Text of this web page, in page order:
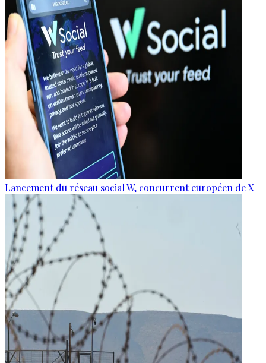
Lancement du réseau social W, concurrent européen de X